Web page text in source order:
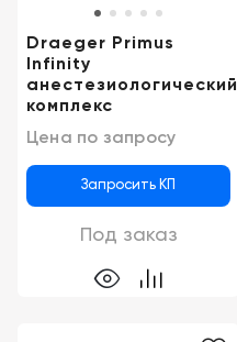
Draeger Primus
Infinity
анестезиологический
комплекс
Цена по запросу
Запросить КП
Под заказ